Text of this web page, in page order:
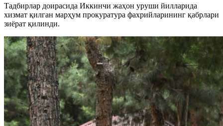
Тадбирлар доирасида Иккинчи жаҳон уруши йилларида
хизмат қилган марҳум прокуратура фахрийларининг қабрлари
зиёрат қилинди.